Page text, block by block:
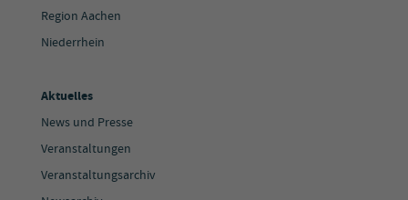
Region Aachen
Niederrhein
Aktuelles
News und Presse
Veranstaltungen
Veranstaltungsarchiv